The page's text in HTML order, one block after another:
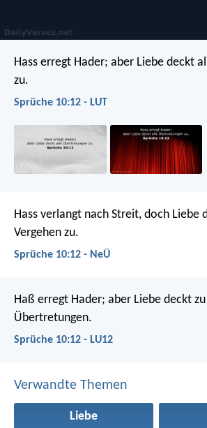
Hass erregt Hader; aber Liebe deckt
zu.
Sprüche 10:12 - LUT
Hass verlangt nach Streit, doch Liebe
Vergehen zu.
Sprüche 10:12 - NeÜ
Haß erregt Hader; aber Liebe deckt
Übertretungen.
Sprüche 10:12 - LU12
Verwandte Themen
Liebe